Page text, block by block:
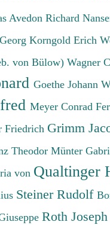
Avedon Richard
Korngold Erich
von Bülow) Wagner
Goethe Johann
Meyer Conrad
Friedrich Grimm
Theodor Münter
von Qualtinger
Steiner Rudolf
Roth Joseph